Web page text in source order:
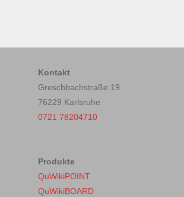
Kontakt
Greschbachstraße 19
76229 Karlsruhe
0721 78204710
Produkte
QuWikiPOINT
QuWikiBOARD